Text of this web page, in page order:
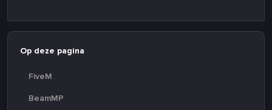
Op deze pagina
FiveM
BeamMP